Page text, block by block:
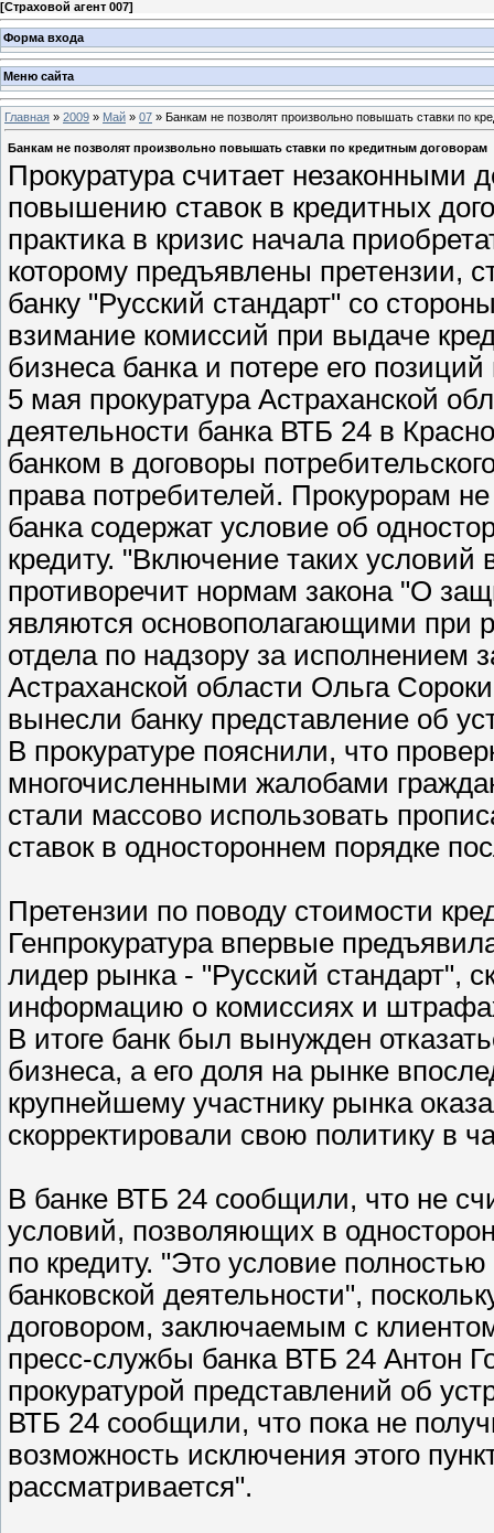
[Страховой агент 007]
Форма входа
Меню сайта
Главная » 2009 » Май » 07 » Банкам не позволят произвольно повышать ставки по
Банкам не позволят произвольно повышать ставки по кредитным договорам
Прокуратура считает незаконными
повышению ставок в кредитных
практика в кризис начала
которому предъявлены претензии,
банку "Русский стандарт" со
взимание комиссий при выдаче
бизнеса банка и потере его
5 мая прокуратура Астраханской
деятельности банка ВТБ 24 в
банком в договоры
права потребителей. Прокурорам
банка содержат условие об
кредиту. "Включение таких
противоречит нормам закона "О
являются основополагающими при
отдела по надзору за исполнением
Астраханской области Ольга
вынесли банку представление об
В прокуратуре пояснили, что
многочисленными жалобами
стали массово использовать
ставок в одностороннем порядке
Претензии по поводу стоимости
Генпрокуратура впервые
лидер рынка - "Русский стандарт",
информацию о комиссиях и
В итоге банк был вынужден
бизнеса, а его доля на рынке
крупнейшему участнику рынка
скорректировали свою политику в
В банке ВТБ 24 сообщили, что не
условий, позволяющих в
по кредиту. "Это условие
банковской деятельности",
договором, заключаемым с
пресс-службы банка ВТБ 24 Антон
прокуратурой представлений об
ВТБ 24 сообщили, что пока не
возможность исключения этого
рассматривается".